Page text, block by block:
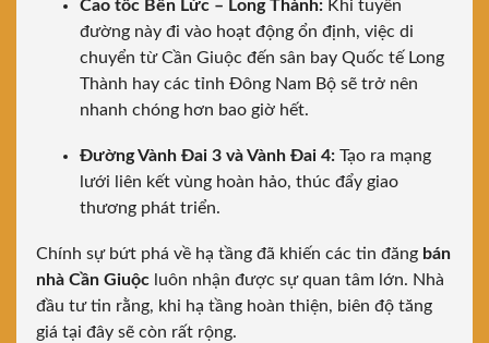
Cao tốc Bến Lức – Long Thành: Khi tuyến
đường này đi vào hoạt động ổn định, việc di
chuyển từ Cần Giuộc đến sân bay Quốc tế Long
Thành hay các tỉnh Đông Nam Bộ sẽ trở nên
nhanh chóng hơn bao giờ hết.
Đường Vành Đai 3 và Vành Đai 4: Tạo ra mạng
lưới liên kết vùng hoàn hảo, thúc đẩy giao
thương phát triển.
Chính sự bứt phá về hạ tầng đã khiến các tin đăng bán
nhà Cần Giuộc luôn nhận được sự quan tâm lớn. Nhà
đầu tư tin rằng, khi hạ tầng hoàn thiện, biên độ tăng
giá tại đây sẽ còn rất rộng.